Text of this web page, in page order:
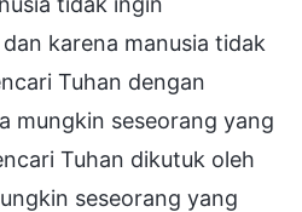
karena manusia tidak
Tuhan dengan
mungkin seseorang yang
Tuhan dikutuk oleh
seseorang yang